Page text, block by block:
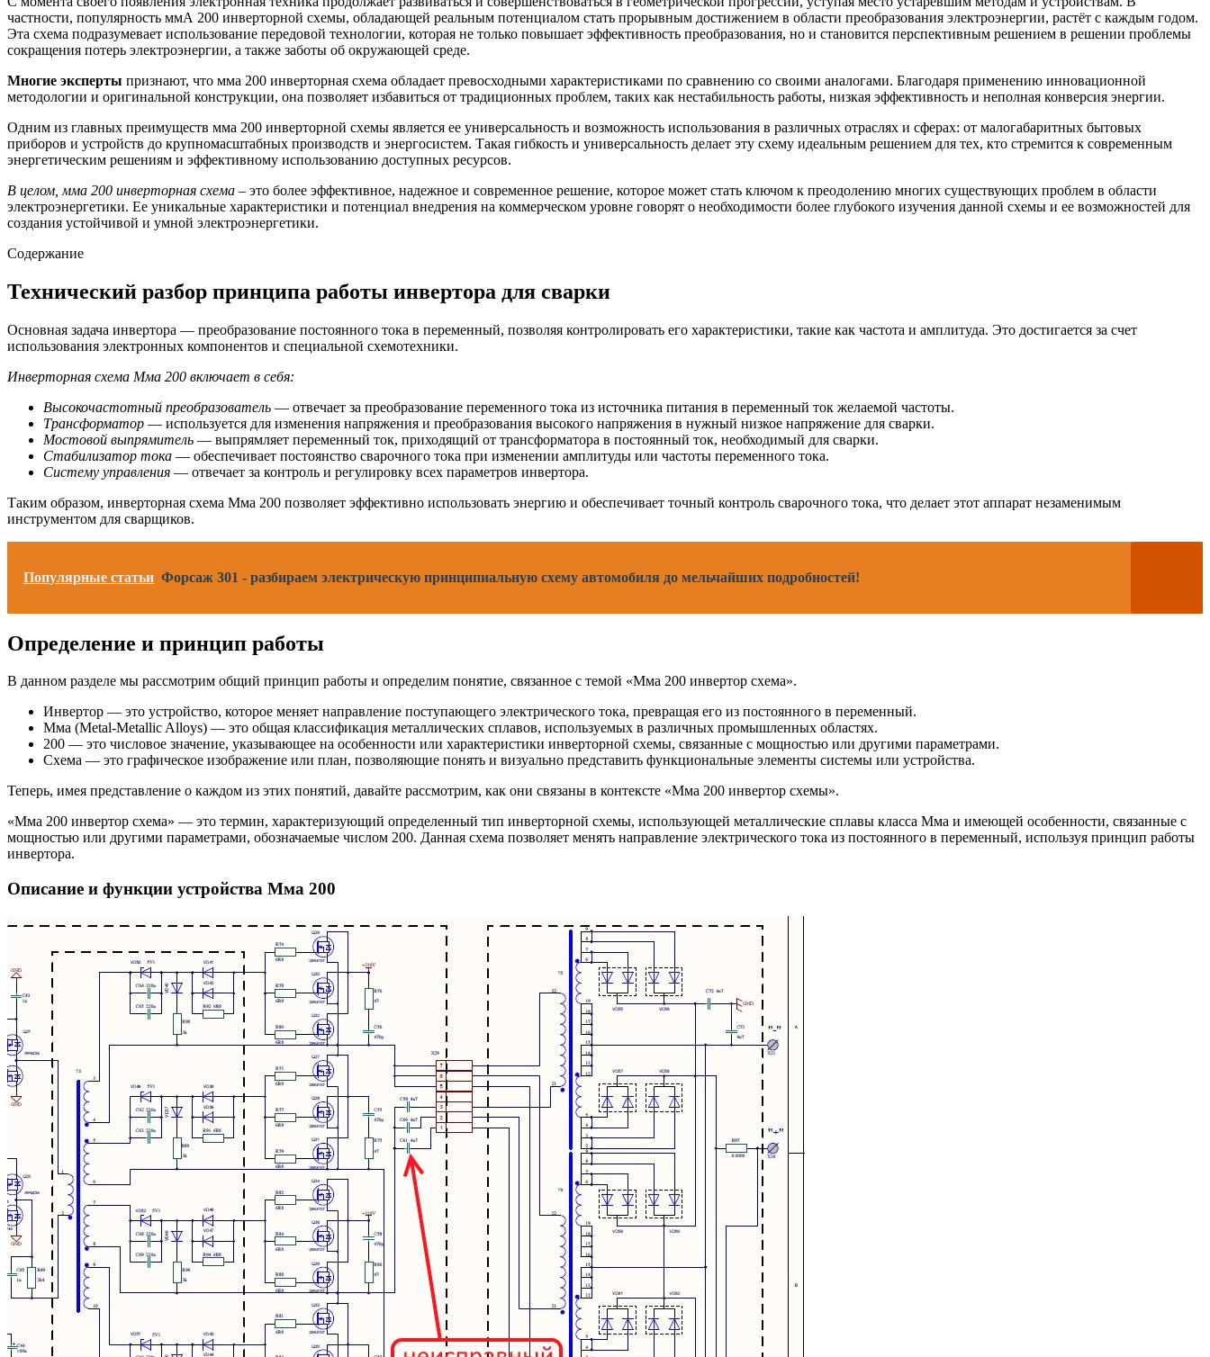
частности, популярность ммА 200 инверторной схемы, обладающей реальным потенциалом стать прорывным достижением в области преобразования электроэнергии, растёт с каждым годом.
Эта схема подразумевает использование передовой технологии, которая не только повышает эффективность преобразования, но и становится перспективным решением в решении проблемы
сокращения потерь электроэнергии, а также заботы об окружающей среде.
Многие эксперты признают, что мма 200 инверторная схема обладает превосходными характеристиками по сравнению со своими аналогами. Благодаря применению инновационной
методологии и оригинальной конструкции, она позволяет избавиться от традиционных проблем, таких как нестабильность работы, низкая эффективность и неполная конверсия энергии.
Одним из главных преимуществ мма 200 инверторной схемы является ее универсальность и возможность использования в различных отраслях и сферах: от малогабаритных бытовых
приборов и устройств до крупномасштабных производств и энергосистем. Такая гибкость и универсальность делает эту схему идеальным решением для тех, кто стремится к современным
энергетическим решениям и эффективному использованию доступных ресурсов.
В целом, мма 200 инверторная схема – это более эффективное, надежное и современное решение, которое может стать ключом к преодолению многих существующих проблем в области
электроэнергетики. Ее уникальные характеристики и потенциал внедрения на коммерческом уровне говорят о необходимости более глубокого изучения данной схемы и ее возможностей для
создания устойчивой и умной электроэнергетики.
Содержание
Технический разбор принципа работы инвертора для сварки
Основная задача инвертора — преобразование постоянного тока в переменный, позволяя контролировать его характеристики, такие как частота и амплитуда. Это достигается за счет
использования электронных компонентов и специальной схемотехники.
Инверторная схема Мма 200 включает в себя:
Высокочастотный преобразователь — отвечает за преобразование переменного тока из источника питания в переменный ток желаемой частоты.
Трансформатор — используется для изменения напряжения и преобразования высокого напряжения в нужный низкое напряжение для сварки.
Мостовой выпрямитель — выпрямляет переменный ток, приходящий от трансформатора в постоянный ток, необходимый для сварки.
Стабилизатор тока — обеспечивает постоянство сварочного тока при изменении амплитуды или частоты переменного тока.
Систему управления — отвечает за контроль и регулировку всех параметров инвертора.
Таким образом, инверторная схема Мма 200 позволяет эффективно использовать энергию и обеспечивает точный контроль сварочного тока, что делает этот аппарат незаменимым
инструментом для сварщиков.
Популярные статьи Форсаж 301 - разбираем электрическую принципиальную схему автомобиля до мельчайших подробностей!
Определение и принцип работы
В данном разделе мы рассмотрим общий принцип работы и определим понятие, связанное с темой «Мма 200 инвертор схема».
Инвертор — это устройство, которое меняет направление поступающего электрического тока, превращая его из постоянного в переменный.
Мма (Metal-Metallic Alloys) — это общая классификация металлических сплавов, используемых в различных промышленных областях.
200 — это числовое значение, указывающее на особенности или характеристики инверторной схемы, связанные с мощностью или другими параметрами.
Схема — это графическое изображение или план, позволяющие понять и визуально представить функциональные элементы системы или устройства.
Теперь, имея представление о каждом из этих понятий, давайте рассмотрим, как они связаны в контексте «Мма 200 инвертор схемы».
«Мма 200 инвертор схема» — это термин, характеризующий определенный тип инверторной схемы, использующей металлические сплавы класса Мма и имеющей особенности, связанные с
мощностью или другими параметрами, обозначаемые числом 200. Данная схема позволяет менять направление электрического тока из постоянного в переменный, используя принцип работы
инвертора.
Описание и функции устройства Мма 200